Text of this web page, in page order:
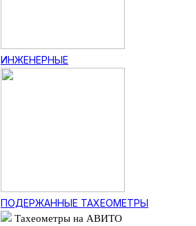
ИНЖЕНЕРНЫЕ
ПОДЕРЖАННЫЕ ТАХЕОМЕТРЫ
Тахеометры на АВИТО